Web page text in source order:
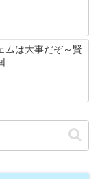
ムは大事だぞ～賢